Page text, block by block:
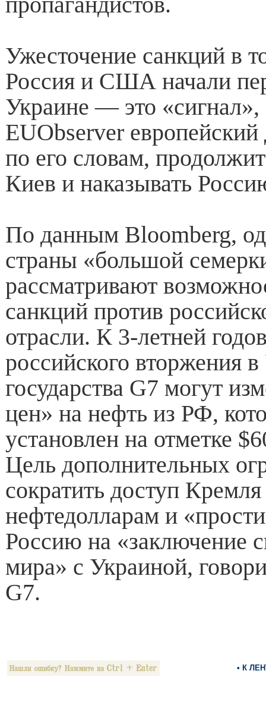
Ужесточение санкций в
Россия и США начали
Украине — это «сигнал»,
EUObserver
по его словам,
Киев и наказывать
По данным Bloomberg,
страны «большой
рассматривают
санкций против
отрасли. К 3-летней
российского вторжения
государства G7 могут
цен» на нефть из РФ,
установлен на отметке
Цель дополнительных
сократить доступ
нефтедолларам и
Россию на «заключение
мира» с Украиной,
G7.
• К